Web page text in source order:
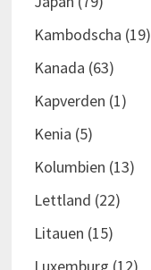
Kambodscha (19)
Kanada (63)
Kapverden (1)
Kenia (5)
Kolumbien (13)
Lettland (22)
Litauen (15)
Luxemburg (12)